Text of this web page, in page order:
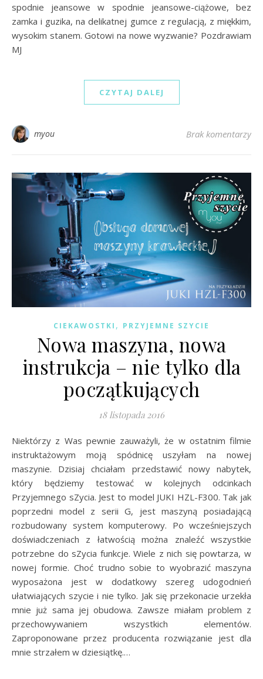
spodnie jeansowe w spodnie jeansowe-ciążowe, bez
zamka i guzika, na delikatnej gumce z regulacją, z miękkim,
wysokim stanem. Gotowi na nowe wyzwanie? Pozdrawiam
MJ
CZYTAJ DALEJ
myou Brak komentarzy
CIEKAWOSTKI , PRZYJEMNE SZYCIE
Nowa maszyna, nowa
instrukcja – nie tylko dla
początkujących
18 listopada 2016
Niektórzy z Was pewnie zauważyli, że w ostatnim filmie
instruktażowym moją spódnicę uszyłam na nowej
maszynie. Dzisiaj chciałam przedstawić nowy nabytek,
który będziemy testować w kolejnych odcinkach
Przyjemnego sZycia. Jest to model JUKI HZL-F300. Tak jak
poprzedni model z serii G, jest maszyną posiadającą
rozbudowany system komputerowy. Po wcześniejszych
doświadczeniach z łatwością można znaleźć wszystkie
potrzebne do sZycia funkcje. Wiele z nich się powtarza, w
nowej formie. Choć trudno sobie to wyobrazić maszyna
wyposażona jest w dodatkowy szereg udogodnień
ułatwiających szycie i nie tylko. Jak się przekonacie urzekła
mnie już sama jej obudowa. Zawsze miałam problem z
przechowywaniem wszystkich elementów.
Zaproponowane przez producenta rozwiązanie jest dla
mnie strzałem w dziesiątkę.…